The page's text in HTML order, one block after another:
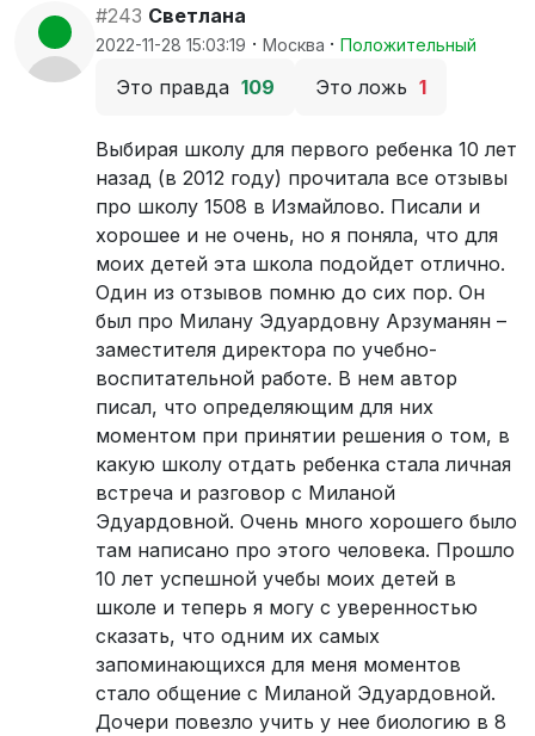
#243 Светлана
2022-11-28 15:03:19 · Москва · Положительный
Это правда 109 Это ложь 1
Выбирая школу для первого ребенка 10 лет
назад (в 2012 году) прочитала все отзывы
про школу 1508 в Измайлово. Писали и
хорошее и не очень, но я поняла, что для
моих детей эта школа подойдет отлично.
Один из отзывов помню до сих пор. Он
был про Милану Эдуардовну Арзуманян –
заместителя директора по учебно-
воспитательной работе. В нем автор
писал, что определяющим для них
моментом при принятии решения о том, в
какую школу отдать ребенка стала личная
встреча и разговор с Миланой
Эдуардовной. Очень много хорошего было
там написано про этого человека. Прошло
10 лет успешной учебы моих детей в
школе и теперь я могу с уверенностью
сказать, что одним их самых
запоминающихся для меня моментов
стало общение с Миланой Эдуардовной.
Дочери повезло учить у нее биологию в 8